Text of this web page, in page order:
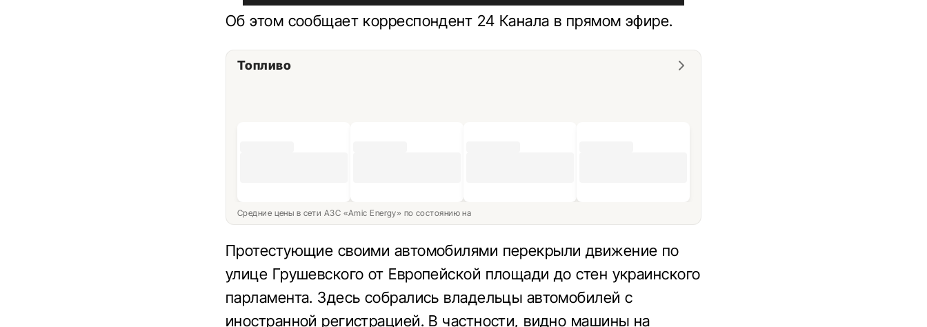
Об этом сообщает корреспондент 24 Канала в прямом эфире.
Топливо
Средние цены в сети АЗС «Amic Energy» по состоянию на
Протестующие своими автомобилями перекрыли движение по
улице Грушевского от Европейской площади до стен украинского
парламента. Здесь собрались владельцы автомобилей с
иностранной регистрацией. В частности, видно машины на